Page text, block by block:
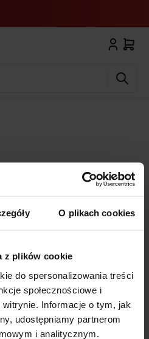
O plikach cookies
z plików cookie
do spersonalizowania treści
społecznościowe i
Informacje o tym, jak
udostępniamy partnerom
i analitycznym.